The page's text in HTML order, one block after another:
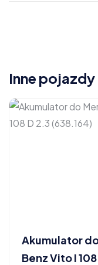
Inne
Akumulator
Benz Vito I